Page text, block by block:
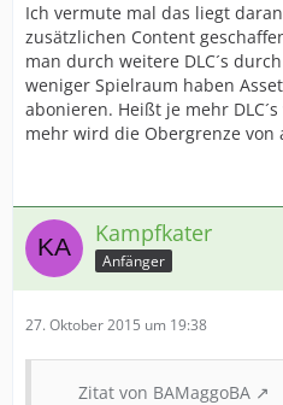
Ich vermute mal das liegt
zusätzlichen Content
man durch weitere DLC´s
weniger Spielraum haben
abonieren. Heißt je mehr
mehr wird die Obergrenze von
Kampfkater
Anfänger
27. Oktober 2015 um 19:38
Zitat von BAMaggoBA